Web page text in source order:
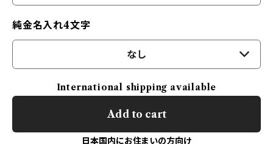
純金名入れ4文字
なし
International shipping available
Add to cart
日本国内にお住まいの方向け